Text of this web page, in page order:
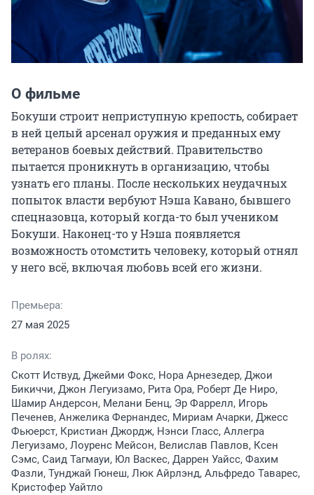
О фильме
Бокуши строит неприступную крепость, собирает
в ней целый арсенал оружия и преданных ему
ветеранов боевых действий. Правительство
пытается проникнуть в организацию, чтобы
узнать его планы. После нескольких неудачных
попыток власти вербуют Нэша Кавано, бывшего
спецназовца, который когда-то был учеником
Бокуши. Наконец-то у Нэша появляется
возможность отомстить человеку, который отнял
у него всё, включая любовь всей его жизни.
Премьера:
27 мая 2025
В ролях:
Скотт Иствуд, Джейми Фокс, Нора Арнезедер, Джои
Бикиччи, Джон Легуизамо, Рита Ора, Роберт Де Ниро,
Шамир Андерсон, Мелани Бенц, Эр Фаррелл, Игорь
Печенев, Анжелика Фернандес, Мириам Ачарки, Джесс
Фьюерст, Кристиан Джордж, Нэнси Гласс, Аллегра
Легуизамо, Лоуренс Мейсон, Велислав Павлов, Ксен
Сэмс, Саид Тагмауи, Юл Васкес, Даррен Уайсс, Фахим
Фазли, Тунджай Гюнеш, Люк Айрлэнд, Альфредо Таварес,
Кристофер Уайтло